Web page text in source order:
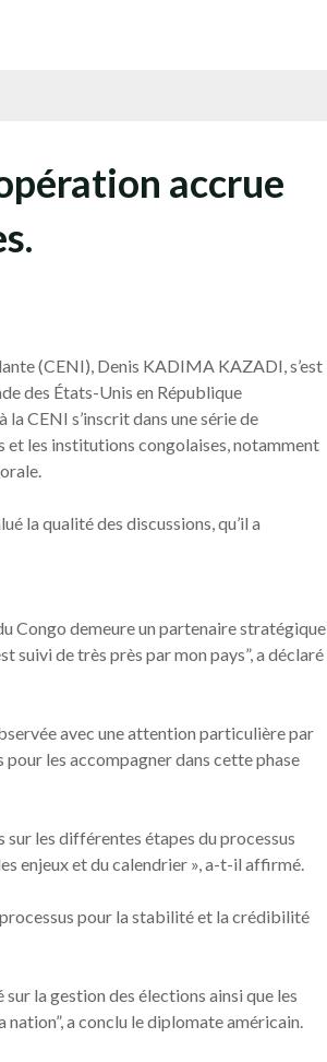
accrue
(CENI), Denis KADIMA KAZADI, s’est
des États-Unis en République
CENI s’inscrit dans une série de
les institutions congolaises, notamment
la qualité des discussions, qu’il a
Congo demeure un partenaire stratégique
suivi de très près par mon pays”, a déclaré
avec une attention particulière par
les accompagner dans cette phase
sur les différentes étapes du processus
enjeux et du calendrier », a-t-il affirmé.
processus pour la stabilité et la crédibilité
la gestion des élections ainsi que les
a conclu le diplomate américain.